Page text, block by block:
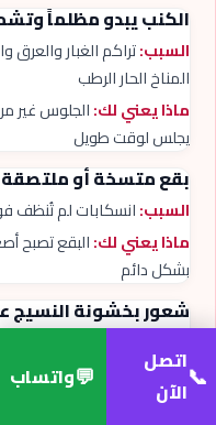
الكنب يبدو مظلماً
السبب:تراكم الغبار
المناخ الحار الرطب
ماذا يعني لك:الجلوس غير
يجلس لوقت طويل
بقع متسخة أو
السبب:انسكابات لم تُنظف
ماذا يعني لك:البقع تصبح
بشكل دائم
شعور بخشونة النسيج
تراكم الأملاح من
ماذا يعني لك: عدم الراحة
فعلياً
📞اتصل
الآن
💬واتساب